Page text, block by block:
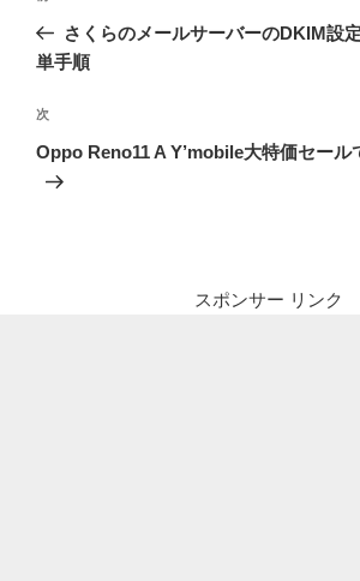
ナ
ゲ
ー
シ
の
投
さくらのメールサーバーのDKIM設
単手順
次
の
次
Oppo Reno11 A Y’mobile大特価セール
スポンサー リンク